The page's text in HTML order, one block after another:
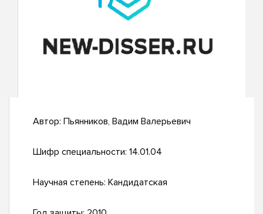
Автор: Пьянников, Вадим Валерьевич
Шифр специальности: 14.01.04
Научная степень: Кандидатская